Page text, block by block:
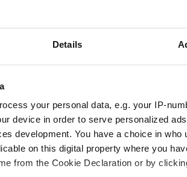
Details
your personal data, e.g. your IP-
device in order to serve personalized
development. You have a choice in
on this digital property where you
from the Cookie Declaration or by
die Bewertungen
Ein nettes Städtchen, ein
Wie andere bereits erwähnt haben,
schnell voll. Es gibt auch reguläre
die genutzt werden (auch von uns).
bestens machbar.